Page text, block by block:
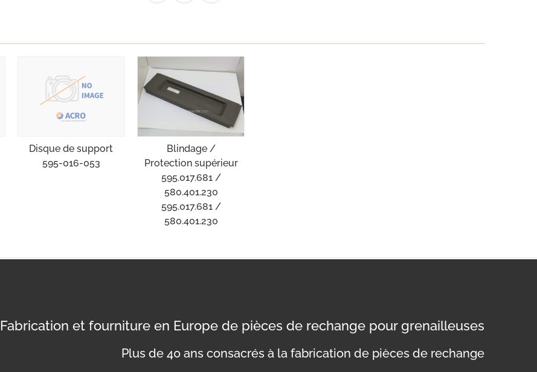
Disque de support
595-016-053
Blindage /
Protection supérieur
595.017.681 /
580.401.230
595.017.681 /
580.401.230
Fabrication et fourniture en Europe de pièces de rechange pour grenailleuses
Plus de 40 ans consacrés à la fabrication de pièces de rechange